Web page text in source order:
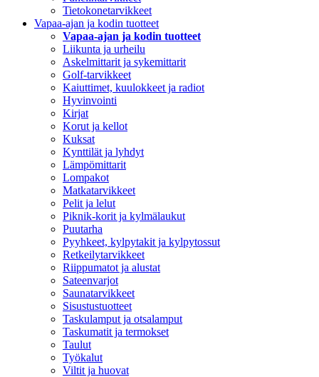
Tietokonetarvikkeet
Vapaa-ajan ja kodin tuotteet
Vapaa-ajan ja kodin tuotteet
Liikunta ja urheilu
Askelmittarit ja sykemittarit
Golf-tarvikkeet
Kaiuttimet, kuulokkeet ja radiot
Hyvinvointi
Kirjat
Korut ja kellot
Kuksat
Kynttilät ja lyhdyt
Lämpömittarit
Lompakot
Matkatarvikkeet
Pelit ja lelut
Piknik-korit ja kylmälaukut
Puutarha
Pyyhkeet, kylpytakit ja kylpytossut
Retkeilytarvikkeet
Riippumatot ja alustat
Sateenvarjot
Saunatarvikkeet
Sisustustuotteet
Taskulamput ja otsalamput
Taskumatit ja termokset
Taulut
Työkalut
Viltit ja huovat